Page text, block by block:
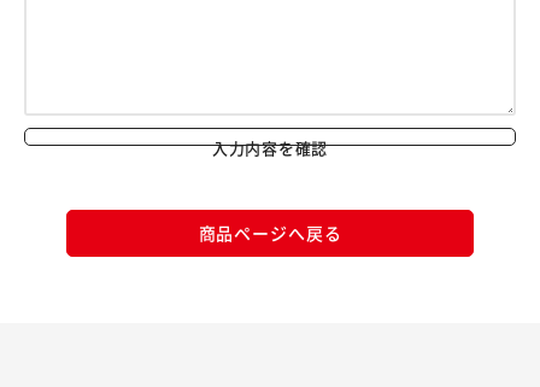
入力内容を確認
商品ページへ戻る